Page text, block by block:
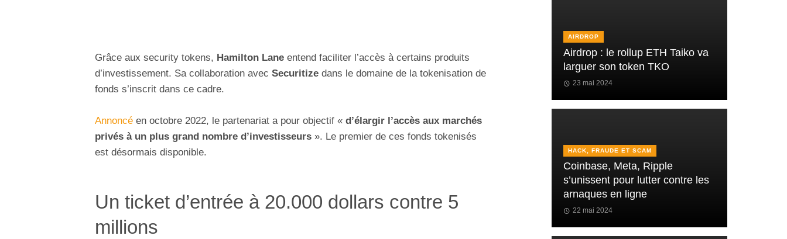
Grâce aux security tokens, Hamilton Lane entend faciliter l’accès à certains produits
d’investissement. Sa collaboration avec Securitize dans le domaine de la tokenisation de
fonds s’inscrit dans ce cadre.
Annoncé en octobre 2022, le partenariat a pour objectif « d’élargir l’accès aux marchés
privés à un plus grand nombre d’investisseurs ». Le premier de ces fonds tokenisés
est désormais disponible.
Un ticket d’entrée à 20.000 dollars contre 5
millions
AIRDROP
Airdrop : le rollup ETH Taiko va
larguer son token TKO
23 mai 2024
HACK, FRAUDE ET SCAM
Coinbase, Meta, Ripple
s’unissent pour lutter contre les
arnaques en ligne
22 mai 2024